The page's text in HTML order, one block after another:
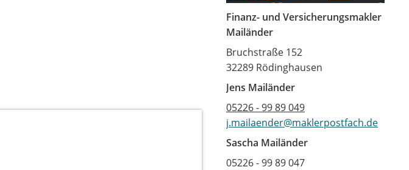
Finanz- und Versicherungsmakler
Mailänder
Bruchstraße 152
32289 Rödinghausen
Jens Mailänder
05226 - 99 89 049
j.mailaender@maklerpostfach.de
Sascha Mailänder
05226 - 99 89 047